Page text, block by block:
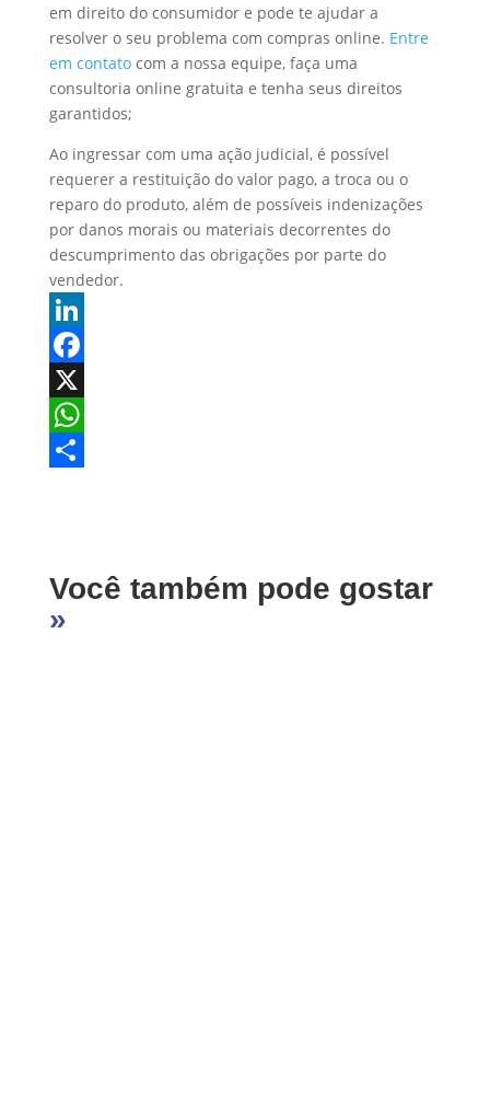
em direito do consumidor e pode te ajudar a
resolver o seu problema com compras online. Entre
em contatocom a nossa equipe, faça uma
consultoria online gratuita e tenha seus direitos
garantidos;
Ao ingressar com uma ação judicial, é possível
requerer a restituição do valor pago, a troca ou o
reparo do produto, além de possíveis indenizações
por danos morais ou materiais decorrentes do
descumprimento das obrigações por parte do
vendedor.
L
n
k
n
a
c
o
k
X
W
s
A
r
e
Você também pode gostar
»